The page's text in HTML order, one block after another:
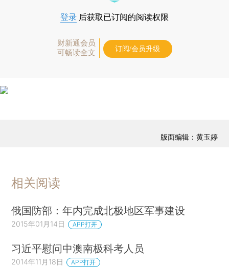
登录 后获取已订阅的阅读权限
财新通会员
可畅读全文
订阅/会员升级
版面编辑：黄玉婷
相关阅读
俄国防部：年内完成北极地区军事建设
2015年01月14日 APP打开
习近平慰问中澳南极科考人员
2014年11月18日 APP打开